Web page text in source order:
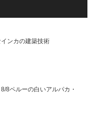
ンカの建築技術
8ペルーの白いアルパカ・